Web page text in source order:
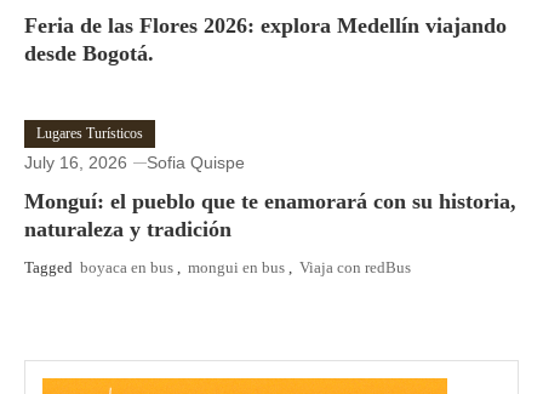
Feria de las Flores 2026: explora Medellín viajando
desde Bogotá.
Lugares Turísticos
July 16, 2026 Sofia Quispe
Monguí: el pueblo que te enamorará con su historia,
naturaleza y tradición
Tagged boyaca en bus , mongui en bus , Viaja con redBus